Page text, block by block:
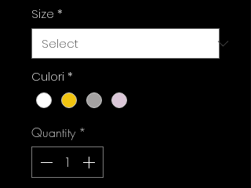
Size *
Culori *
Quantity *